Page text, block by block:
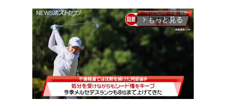
arrow_forward_ios もっと見る